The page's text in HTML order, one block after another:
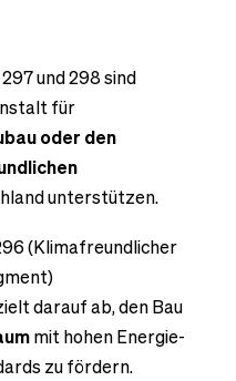
und 298 sind
für
oder den
unterstützen.
(Klimafreundlicher
darauf ab, den Bau
mit hohen Energie-
zu fördern.